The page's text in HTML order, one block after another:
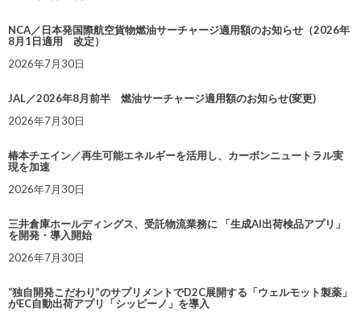
NCA／日本発国際航空貨物燃油サーチャージ適用額のお知らせ（2026年
8月1日適用 改定）
2026年7月30日
JAL／2026年8月前半 燃油サーチャージ適用額のお知らせ(変更)
2026年7月30日
椿本チエイン／再生可能エネルギーを活用し、カーボンニュートラル実
現を加速
2026年7月30日
三井倉庫ホールディングス、受託物流業務に 「生成AI出荷検品アプリ」
を開発・導入開始
2026年7月30日
“独自開発こだわり”のサプリメントでD2C展開する「ウェルモット製薬」
がEC自動出荷アプリ「シッピーノ」を導入